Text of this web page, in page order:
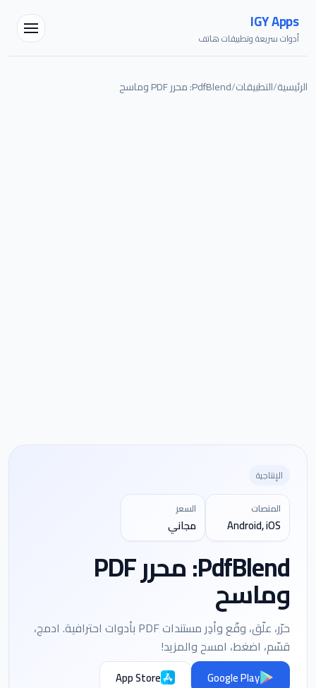
IGY Apps
أدوات سريعة وتطبيقات هاتف
الرئيسية/التطبيقات/PdfBlend: محرر PDF وماسح
الإنتاجية
المنصات
Android, iOS
السعر
مجاني
PdfBlend: محرر PDF
وماسح
حرّر، علّق، وقّع وأدِر مستندات PDF بأدوات احترافية. ادمج،
قسّم، اضغط، امسح والمزيد!
Google Play
App Store